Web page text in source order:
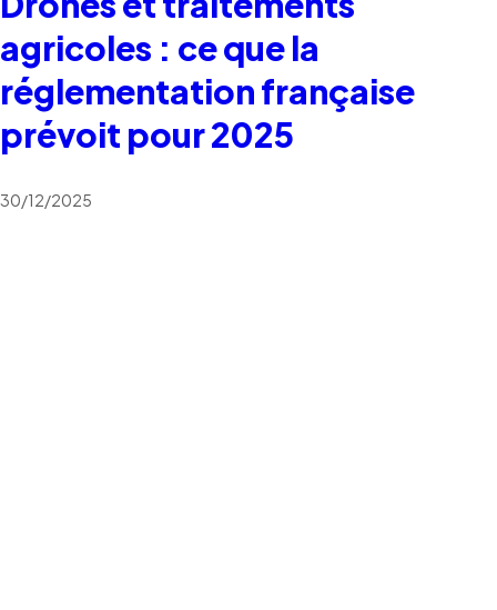
agricoles : ce que la
réglementation française
prévoit pour 2025
30/12/2025